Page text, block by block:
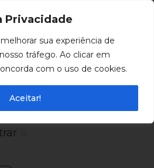
Privacidade
sua experiência de
tráfego. Ao clicar em
com o uso de cookies.
Aceitar!
Capas